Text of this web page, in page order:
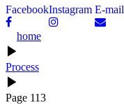
FacebookInstagram E-mail
home
▶
Process
▶
Page 113